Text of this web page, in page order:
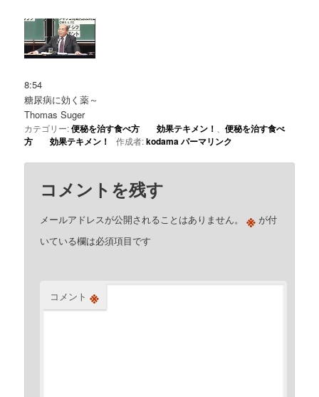
8:54
糖尿病に効く薬～
Thomas Suger
カテゴリー:便秘を治す食べ方 効果テキメン！ 、便秘を治す食べ
方 効果テキメン！
作成者:kodamaパーマリンク
コメントを残す
メールアドレスが公開されることはありません。 ※ が付
いている欄は必須項目です
コメント ※